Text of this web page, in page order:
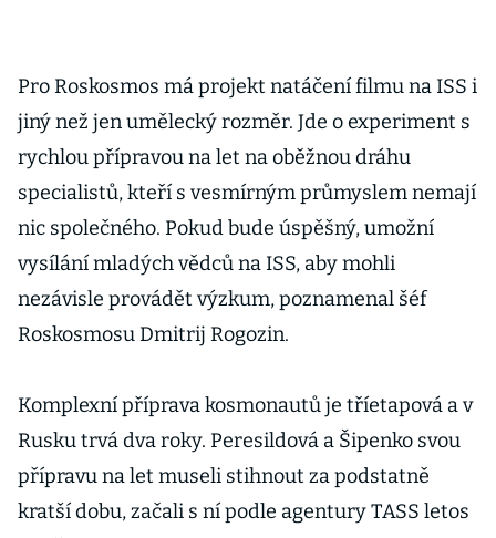
Pro Roskosmos má projekt natáčení filmu na ISS i
jiný než jen umělecký rozměr. Jde o experiment s
rychlou přípravou na let na oběžnou dráhu
specialistů, kteří s vesmírným průmyslem nemají
nic společného. Pokud bude úspěšný, umožní
vysílání mladých vědců na ISS, aby mohli
nezávisle provádět výzkum, poznamenal šéf
Roskosmosu Dmitrij Rogozin.
Komplexní příprava kosmonautů je tříetapová a v
Rusku trvá dva roky. Peresildová a Šipenko svou
přípravu na let museli stihnout za podstatně
kratší dobu, začali s ní podle agentury TASS letos